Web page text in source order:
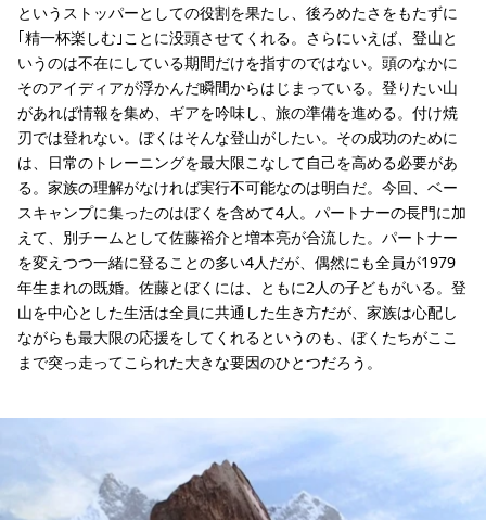
というストッパーとしての役割を果たし、後ろめたさをもたずに
｢精一杯楽しむ｣ことに没頭させてくれる。さらにいえば、登山と
いうのは不在にしている期間だけを指すのではない。頭のなかに
そのアイディアが浮かんだ瞬間からはじまっている。登りたい山
があれば情報を集め、ギアを吟味し、旅の準備を進める。付け焼
刃では登れない。ぼくはそんな登山がしたい。その成功のために
は、日常のトレーニングを最大限こなして自己を高める必要があ
る。家族の理解がなければ実行不可能なのは明白だ。今回、ベー
スキャンプに集ったのはぼくを含めて4人。パートナーの長門に加
えて、別チームとして佐藤裕介と増本亮が合流した。パートナー
を変えつつ一緒に登ることの多い4人だが、偶然にも全員が1979
年生まれの既婚。佐藤とぼくには、ともに2人の子どもがいる。登
山を中心とした生活は全員に共通した生き方だが、家族は心配し
ながらも最大限の応援をしてくれるというのも、ぼくたちがここ
まで突っ走ってこられた大きな要因のひとつだろう。